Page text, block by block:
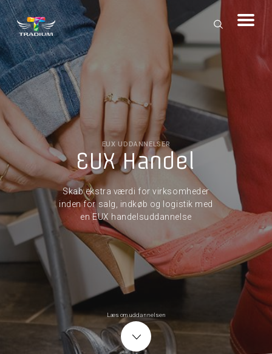
EUX UDDANNELSER
EUX Handel
Skab ekstra værdi for virksomheder
inden for salg, indkøb og logistik med
en EUX handelsuddannelse
Læs om uddannelsen